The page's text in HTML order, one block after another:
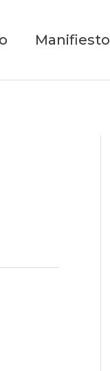
Manifiesto